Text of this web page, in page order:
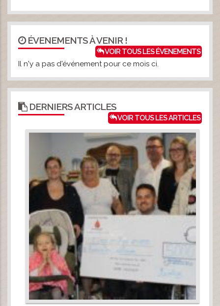
ÉVENEMENTS À VENIR !
VOIR TOUS LES ÉVENEMENTS
Il n'y a pas d'événement pour ce mois ci.
DERNIERS ARTICLES
VOIR TOUS LES ARTICLES